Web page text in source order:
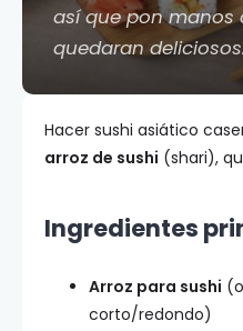
así que pon manos
quedaran deliciosos.
Hacer sushi asiático
arroz de sushi (shari),
Ingredientes
Arroz para sushi
corto/redondo)